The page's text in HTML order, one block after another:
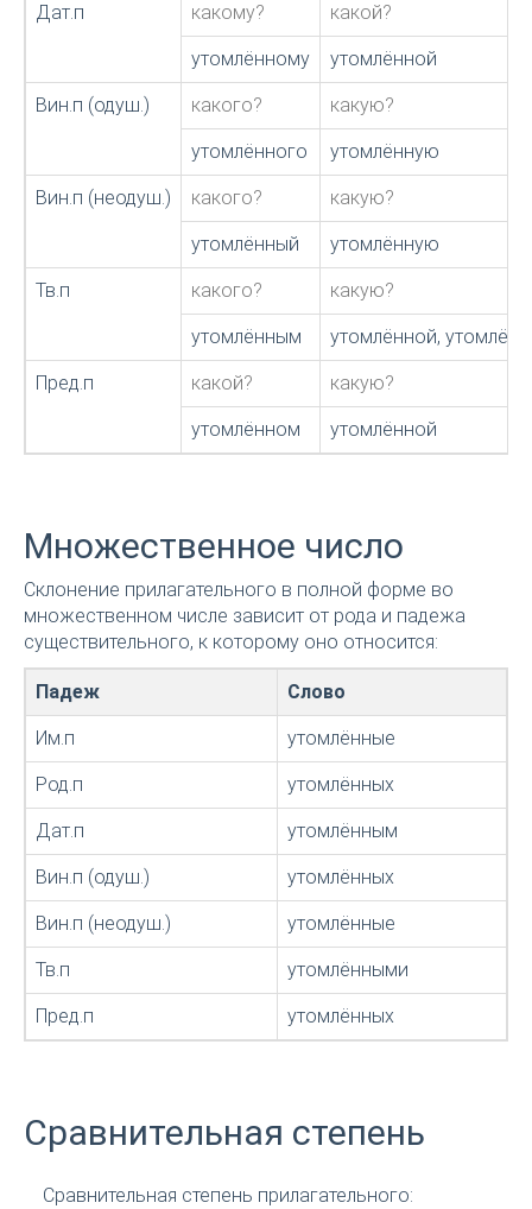
Дат.п какому? какой?
утомлённому утомлённой
Вин.п (одуш.) какого? какую?
утомлённого утомлённую
Вин.п (неодуш.) какого? какую?
утомлённый утомлённую
Тв.п какого? какую?
утомлённым утомлённой,
Пред.п какой? какую?
утомлённом утомлённой
Множественное число
Склонение прилагательного в полной форме во
множественном числе зависит от рода и падежа
существительного, к которому оно относится:
Падеж Слово
Им.п утомлённые
Род.п утомлённых
Дат.п утомлённым
Вин.п (одуш.) утомлённых
Вин.п (неодуш.) утомлённые
Тв.п утомлёнными
Пред.п утомлённых
Сравнительная степень
Сравнительная степень прилагательного: